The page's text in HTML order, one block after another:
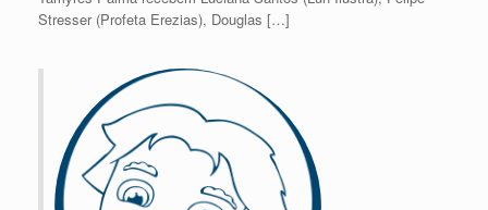
Stresser (Profeta Erezias), Douglas […]